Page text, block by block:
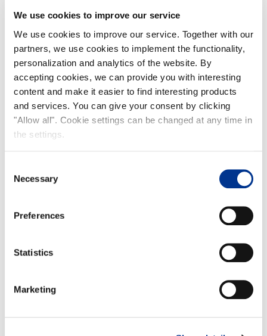
We use cookies to improve our service
We use cookies to improve our service. Together with our
partners, we use cookies to implement the functionality,
personalization and analytics of the website. By
accepting cookies, we can provide you with interesting
content and make it easier to find interesting products
and services. You can give your consent by clicking
"Allow all". Cookie settings can be changed at any time in
the settings.
Selection
Necessary
Preferences
Statistics
Marketing
Lue lisää …
Keväinen seljankukka-pickle